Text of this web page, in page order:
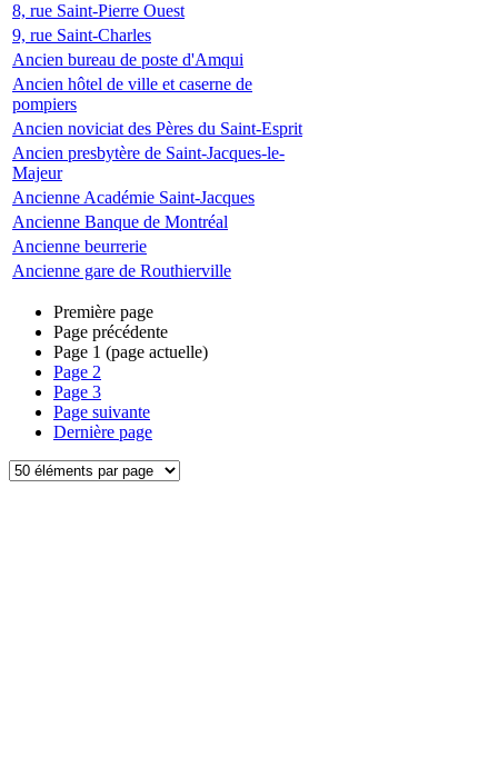
8, rue Saint-Pierre Ouest
9, rue Saint-Charles
Ancien bureau de poste d'Amqui
Ancien hôtel de ville et caserne de
pompiers
Ancien noviciat des Pères du Saint-Esprit
Ancien presbytère de Saint-Jacques-le-
Majeur
Ancienne Académie Saint-Jacques
Ancienne Banque de Montréal
Ancienne beurrerie
Ancienne gare de Routhierville
Première page
Page précédente
Page 1 (page actuelle)
Page 2
Page 3
Page suivante
Dernière page